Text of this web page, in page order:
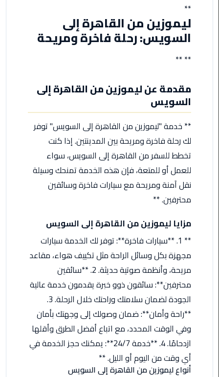
العالمين
ليموزين
ليموزين
مطار
العرب
الاسكندرية
ليموزين
القاهرة
العرب
ليموزين
مطار
العرب
سارات
مرسيدس
**
ليموزين من القاهرة إلى
السويس: رحلة فاخرة ومريحة
** **
مقدمة عن ليموزين من القاهرة إلى
السويس
** خدمة "ليموزين من القاهرة إلى السويس" توفر
لك رحلة فاخرة ومريحة بين المدينتين. إذا كنت
تخطط للسفر من القاهرة إلى السويس، سواء
للعمل أو للمتعة، فإن هذه الخدمة تمنحك وسيلة
نقل آمنة ومريحة مع سيارات فاخرة وسائقين
محترفين. **
مزايا ليموزين من القاهرة إلى السويس
** 1. **سيارات فاخرة**: توفر لك الخدمة سيارات
مجهزة بكل وسائل الراحة مثل تكييف هواء، مقاعد
مريحة، وأنظمة صوتية حديثة. 2. **سائقين
محترفين**: سائقون ذوو خبرة يقدمون خدمة عالية
الجودة لضمان سلامتك وراحتك خلال الرحلة. 3.
**راحة وأمان**: ضمان وصولك إلى وجهتك بأمان
وفي الوقت المحدد، مع اتباع أفضل الطرق وأقلها
ازدحامًا. 4. **خدمة 24/7**: يمكنك حجز الخدمة في
أي وقت من اليوم أو الليل. **
أنواع ليموزين من القاهرة إلى السويس